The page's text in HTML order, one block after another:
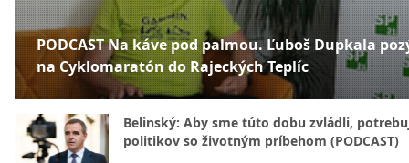
PODCAST Na káve pod palmou. Ľuboš Dupkala
na Cyklomaratón do Rajeckých Teplíc
Belinský: Aby sme túto dobu zvládli,
politikov so životným príbehom (PODCAST)